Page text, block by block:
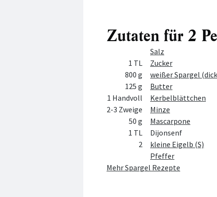
Zutaten für 2
Salz
1 TL
Zucker
800 g
weißer Spargel
125 g
Butter
1 Handvoll
Kerbelblättchen
2-3 Zweige
Minze
50 g
Mascarpone
1 TL
Dijonsenf
2
kleine Eigelb (S)
Pfeffer
Mehr Spargel Rezepte